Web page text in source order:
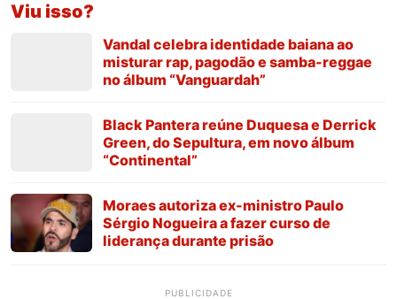
Viu isso?
Vandal celebra identidade baiana ao
misturar rap, pagodão e samba-reggae
no álbum “Vanguardah”
Black Pantera reúne Duquesa e Derrick
Green, do Sepultura, em novo álbum
“Continental”
Moraes autoriza ex-ministro Paulo
Sérgio Nogueira a fazer curso de
liderança durante prisão
PUBLICIDADE